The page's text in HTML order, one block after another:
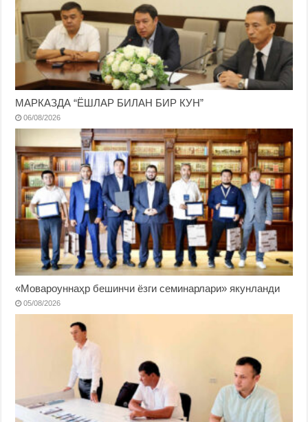
МАРКАЗДА “ЁШЛАР БИЛАН БИР КУН”
06/08/2026
«Мовароуннаҳр бешинчи ёзги семинарлари» якунланди
05/08/2026